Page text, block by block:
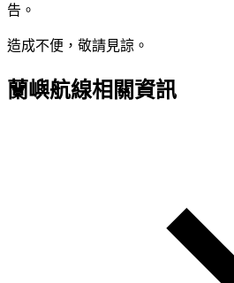
告。
造成不便，敬請見諒。
蘭嶼航線相關資訊